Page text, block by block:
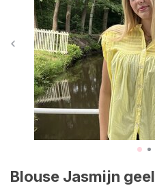
Blouse Jasmijn geel